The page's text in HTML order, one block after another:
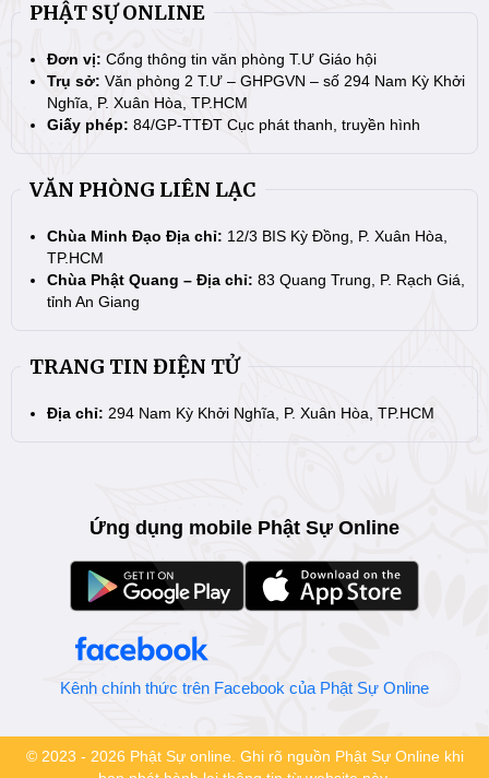
PHẬT SỰ ONLINE
Đơn vị: Cổng thông tin văn phòng T.Ư Giáo hội
Trụ sở: Văn phòng 2 T.Ư – GHPGVN – số 294 Nam Kỳ Khởi
Nghĩa, P. Xuân Hòa, TP.HCM
Giấy phép: 84/GP-TTĐT Cục phát thanh, truyền hình
VĂN PHÒNG LIÊN LẠC
Chùa Minh Đạo Địa chỉ: 12/3 BIS Kỳ Đồng, P. Xuân Hòa,
TP.HCM
Chùa Phật Quang – Địa chỉ: 83 Quang Trung, P. Rạch Giá,
tỉnh An Giang
TRANG TIN ĐIỆN TỬ
Địa chỉ: 294 Nam Kỳ Khởi Nghĩa, P. Xuân Hòa, TP.HCM
Ứng dụng mobile Phật Sự Online
Kênh chính thức trên Facebook của Phật Sự Online
© 2023 - 2026 Phật Sự online. Ghi rõ nguồn Phật Sự Online khi